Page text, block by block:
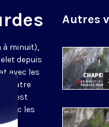
à minuit),
depuis
avec les
quatre
est
avec les
Autres